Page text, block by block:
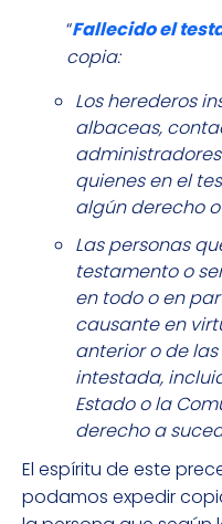
“Fallecido el
copia:
Los herederos
albaceas,
quienes en el
algún derecho
Las personas
testamento o
en todo o en
causante en
anterior o de
intestada,
Estado o la
derecho a
El espíritu de este
podamos expedir